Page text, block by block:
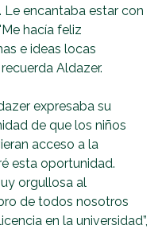
encantaba estar con
hacía feliz
e ideas locas
Aldazer.
expresaba su
de que los niños
acceso a la
esta oportunidad.
orgullosa al
de todos nosotros
en la universidad”,